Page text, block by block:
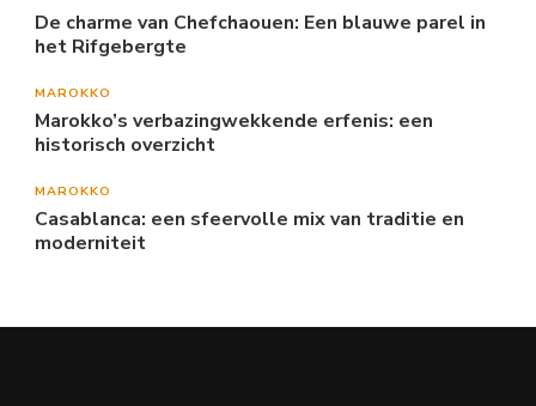
De charme van Chefchaouen: Een blauwe parel in
het Rifgebergte
MAROKKO
Marokko’s verbazingwekkende erfenis: een
historisch overzicht
MAROKKO
Casablanca: een sfeervolle mix van traditie en
moderniteit